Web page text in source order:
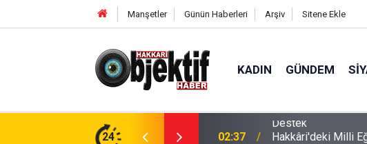
Manşetler Günün Haberleri Arşiv Sitene Ekle
KADIN GÜNDEM
24
Eşya Arızalarında Dürüst ve İnsan Odaklı
02:37 Hakkâri'deki Milli